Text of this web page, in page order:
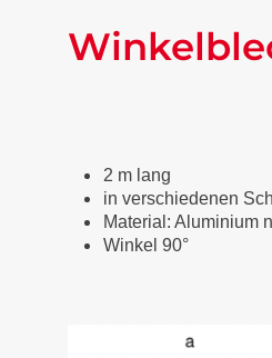
2 m lang
in verschiedenen
Material: Aluminium
Winkel 90°